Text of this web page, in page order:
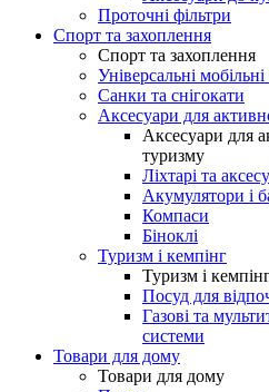
Проточні фільтри
Спорт та захоплення
Спорт та захоплення
Універсальні мобільні
Санки та снігокати
Аксесуари для
Аксесуари для
туризму
Ліхтарі та
Акумулятори і
Компаси
Біноклі
Туризм і кемпінг
Туризм і
Посуд для
Газові та
системи
Товари для дому
Товари для дому